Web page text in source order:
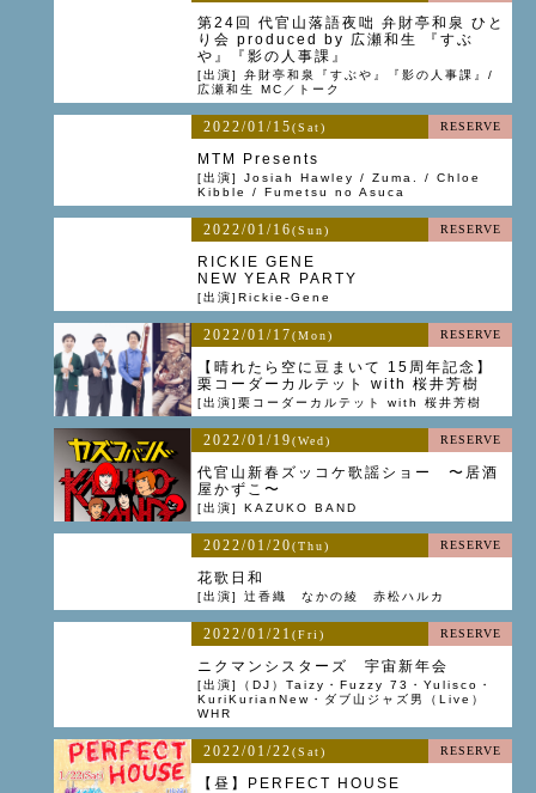
第24回 代官山落語夜咄 弁財亭和泉 ひと
り会 produced by 広瀬和生 『すぶ
や』『影の人事課』
[出演] 弁財亭和泉『すぶや』『影の人事課』/
広瀬和生 MC／トーク
2022/01/15(Sat) RESERVE
MTM Presents
[出演] Josiah Hawley / Zuma. / Chloe
Kibble / Fumetsu no Asuca
2022/01/16(Sun) RESERVE
RICKIE GENE
NEW YEAR PARTY
[出演]Rickie-Gene
2022/01/17(Mon) RESERVE
【晴れたら空に豆まいて 15周年記念】
栗コーダーカルテット with 桜井芳樹
[出演]栗コーダーカルテット with 桜井芳樹
2022/01/19(Wed) RESERVE
代官山新春ズッコケ歌謡ショー 〜居酒
屋かずこ〜
[出演] KAZUKO BAND
2022/01/20(Thu) RESERVE
花歌日和
[出演] 辻香織 なかの綾 赤松ハルカ
2022/01/21(Fri) RESERVE
ニクマンシスターズ 宇宙新年会
[出演]（DJ）Taizy・Fuzzy 73・Yulisco・
KuriKurianNew・ダブ山ジャズ男（Live）
WHR
2022/01/22(Sat) RESERVE
【昼】PERFECT HOUSE